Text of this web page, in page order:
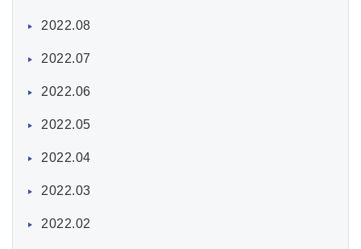
2022.08
2022.07
2022.06
2022.05
2022.04
2022.03
2022.02